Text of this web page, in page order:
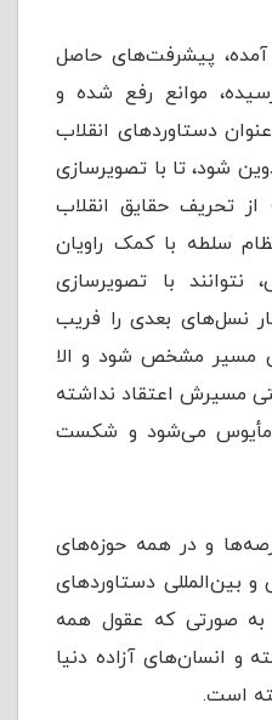
پیشرفت‌های حاصل
موانع رفع‏ شده و
دستاوردهای انقلاب
شود، تا با تصویرسازى
تحریف حقایق انقلاب
سلطه با کمک راویان
نتوانند با تصویرسازى
نسل‌های بعدی را فریب
مسیر مشخص شود و الا
مسیرش اعتقاد نداشته
مأیوس می‌شود و شکست
و در همه حوزه‌های
بین‌المللی دستاوردهای
صورتی که عقول همه
و انسان‌های آزاده دنیا
است.